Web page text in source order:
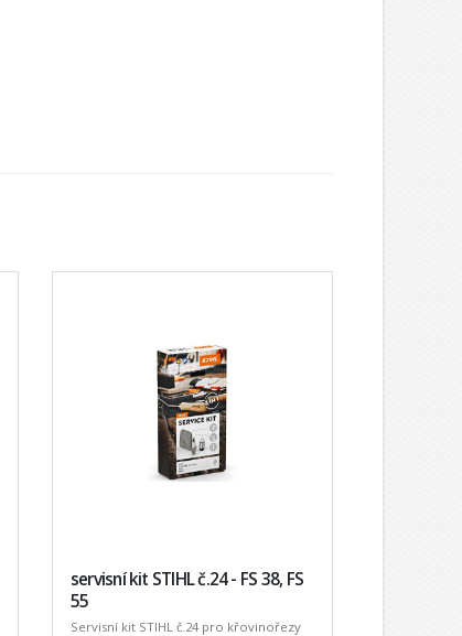
servisní kit STIHL č.24 - FS 38, FS
55
Servisní kit STIHL č.24 pro křovinořezy